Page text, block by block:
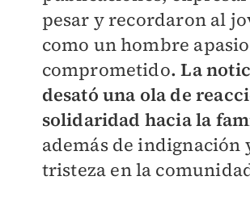
pesar y recordaron al
como un hombre
comprometido. La
desató una ola de
solidaridad hacia la
además de indignación
tristeza en la